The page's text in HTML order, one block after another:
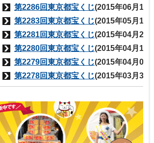
第2286回東京都宝くじ(2015年06月18
第2283回東京都宝くじ(2015年05月14
第2281回東京都宝くじ(2015年04月23
第2280回東京都宝くじ(2015年04月16
第2279回東京都宝くじ(2015年04月02
第2278回東京都宝くじ(2015年03月31